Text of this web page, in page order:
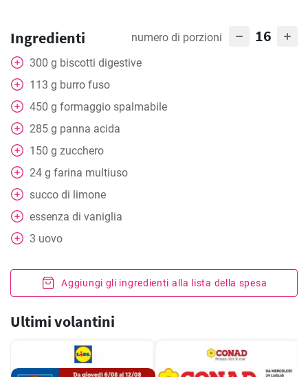
Ingredienti numero di porzioni 16
300 g biscotti digestive
113 g burro fuso
450 g formaggio spalmabile
285 g panna acida
150 g zucchero
24 g farina multiuso
succo di limone
essenza di vaniglia
3 uovo
Aggiungi gli ingredienti alla lista della spesa
Ultimi volantini